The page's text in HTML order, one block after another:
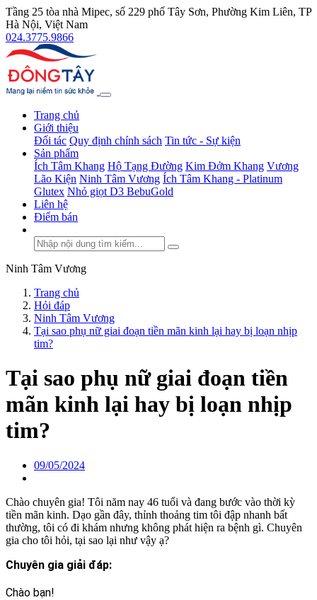
Tầng 25 tòa nhà Mipec, số 229 phố Tây Sơn, Phường Kim Liên, TP
Hà Nội, Việt Nam
024.3775.9866
Trang chủ
Giới thiệu
Đối tác Quy định chính sách Tin tức - Sự kiện
Sản phẩm
Ích Tâm Khang Hộ Tạng Đường Kim Đởm Khang Vương
Lão Kiện Ninh Tâm Vương Ích Tâm Khang - Platinum
Glutex Nhỏ giọt D3 BebuGold
Liên hệ
Điểm bán
Ninh Tâm Vương
Trang chủ
Hỏi đáp
Ninh Tâm Vương
Tại sao phụ nữ giai đoạn tiền mãn kinh lại hay bị loạn nhịp
tim?
Tại sao phụ nữ giai đoạn tiền
mãn kinh lại hay bị loạn nhịp
tim?
09/05/2024
Chào chuyên gia! Tôi năm nay 46 tuổi và đang bước vào thời kỳ
tiền mãn kinh. Dạo gần đây, thỉnh thoảng tim tôi đập nhanh bất
thường, tôi có đi khám nhưng không phát hiện ra bệnh gì. Chuyên
gia cho tôi hỏi, tại sao lại như vậy ạ?
Chuyên gia giải đáp:
Chào bạn!